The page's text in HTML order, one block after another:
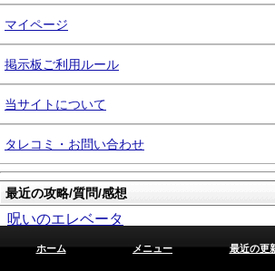
マイページ
掲示板ご利用ルール
当サイトについて
タレコミ・お問い合わせ
最近の攻略/質問/感想
呪いのエレベータ
Christmas Escape （クリスマスエスケー
ホーム メニュー 最近の更